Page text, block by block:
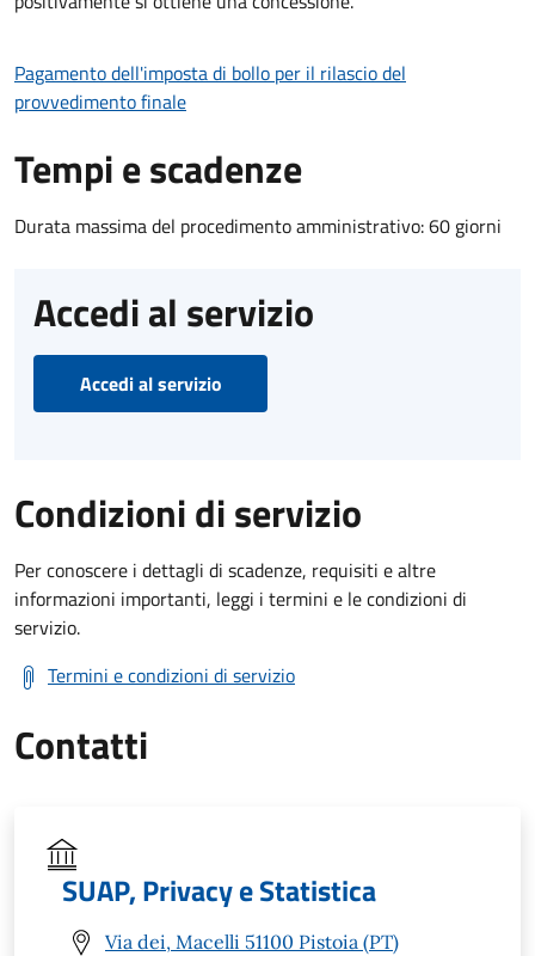
Pagamento dell'imposta di bollo per il rilascio del
provvedimento finale
Tempi e scadenze
Durata massima del procedimento amministrativo: 60 giorni
Accedi al servizio
Accedi al servizio
Condizioni di servizio
Per conoscere i dettagli di scadenze, requisiti e altre
informazioni importanti, leggi i termini e le condizioni di
servizio.
Termini e condizioni di servizio
Contatti
SUAP, Privacy e Statistica
Via dei, Macelli 51100 Pistoia (PT)